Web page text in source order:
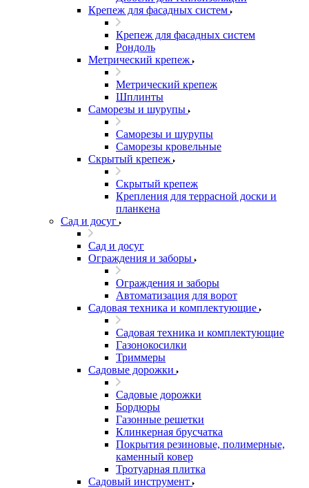
Крепеж для фасадных систем
Крепеж для фасадных систем
Рондоль
Метрический крепеж
Метрический крепеж
Шплинты
Саморезы и шурупы
Саморезы и шурупы
Саморезы кровельные
Скрытый крепеж
Скрытый крепеж
Крепления для террасной доски и
планкена
Сад и досуг
Сад и досуг
Ограждения и заборы
Ограждения и заборы
Автоматизация для ворот
Садовая техника и комплектующие
Садовая техника и комплектующие
Газонокосилки
Триммеры
Садовые дорожки
Садовые дорожки
Бордюры
Газонные решетки
Клинкерная брусчатка
Покрытия резиновые, полимерные,
каменный ковер
Тротуарная плитка
Садовый инструмент